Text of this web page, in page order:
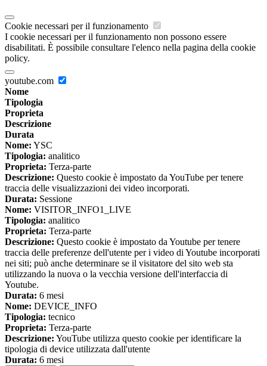
Cookie necessari per il funzionamento
I cookie necessari per il funzionamento non possono essere
disabilitati. È possibile consultare l'elenco nella pagina della cookie
policy.
youtube.com
Nome
Tipologia
Proprieta
Descrizione
Durata
Nome: YSC
Tipologia: analitico
Proprieta: Terza-parte
Descrizione: Questo cookie è impostato da YouTube per tenere
traccia delle visualizzazioni dei video incorporati.
Durata: Sessione
Nome: VISITOR_INFO1_LIVE
Tipologia: analitico
Proprieta: Terza-parte
Descrizione: Questo cookie è impostato da Youtube per tenere
traccia delle preferenze dell'utente per i video di Youtube incorporati
nei siti; può anche determinare se il visitatore del sito web sta
utilizzando la nuova o la vecchia versione dell'interfaccia di
Youtube.
Durata: 6 mesi
Nome: DEVICE_INFO
Tipologia: tecnico
Proprieta: Terza-parte
Descrizione: YouTube utilizza questo cookie per identificare la
tipologia di device utilizzata dall'utente
Durata: 6 mesi